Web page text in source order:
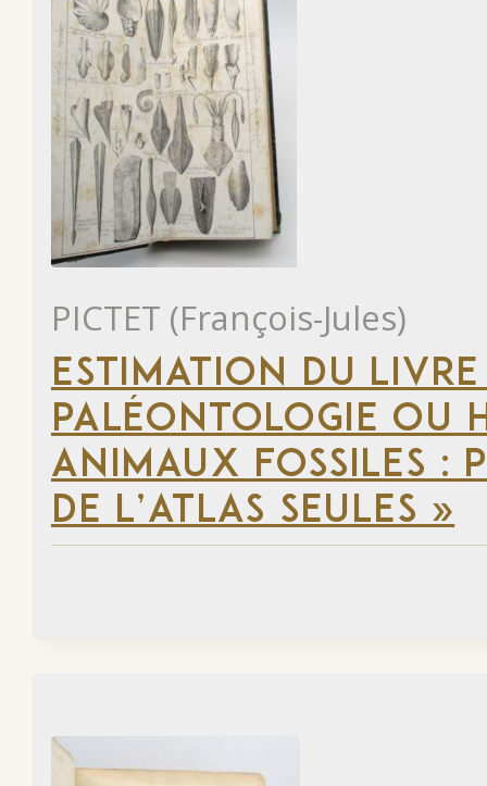
PICTET (François-Jules)
ESTIMATION DU
PALÉONTOLOGIE OU
ANIMAUX FOSSILES :
DE L’ATLAS SEULES »